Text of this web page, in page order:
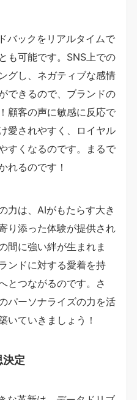
バックをリアルタイムで
も可能です。SNS上での
グし、ネガティブな感情
できるので、ブランドの
顧客の声に敏感に反応で
愛されやすく、ロイヤル
すくなるのです。まるで
れるのです！
力は、AIがもたらす大き
り添った体験が提供され
間に強い絆が生まれま
ンドに対する愛着を持
とつながるのです。さ
パーソナライズの力を活
いていきましょう！
決定